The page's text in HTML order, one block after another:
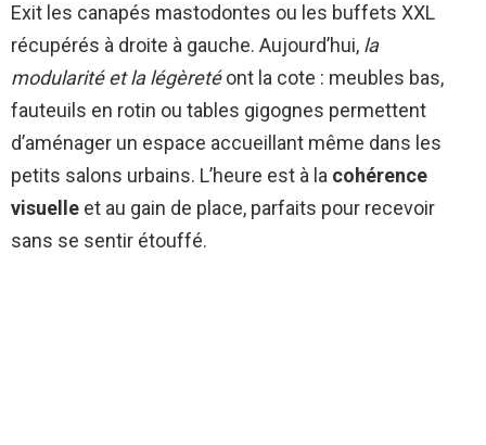
Exit les canapés mastodontes ou les buffets XXL
récupérés à droite à gauche. Aujourd’hui, la
modularité et la légèretéont la cote : meubles bas,
fauteuils en rotin ou tables gigognes permettent
d’aménager un espace accueillant même dans les
petits salons urbains. L’heure est à la cohérence
visuelle et au gain de place, parfaits pour recevoir
sans se sentir étouffé.